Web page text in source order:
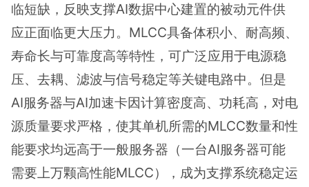
临短缺，反映支撑AI数据中心建置的被动元件供
应正面临更大压力。MLCC具备体积小、耐高频、
寿命长与可靠度高等特性，可广泛应用于电源稳
压、去耦、滤波与信号稳定等关键电路中。但是
AI服务器与AI加速卡因计算密度高、功耗高，对电
源质量要求严格，使其单机所需的MLCC数量和性
能要求均远高于一般服务器（一台AI服务器可能
需要上万颗高性能MLCC），成为支撑系统稳定运